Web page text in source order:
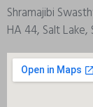
Shramajibi
HA 44, Salt